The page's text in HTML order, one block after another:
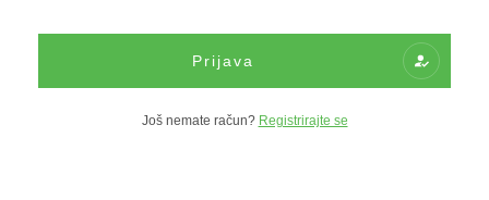
Prijava
Još nemate račun? Registrirajte se